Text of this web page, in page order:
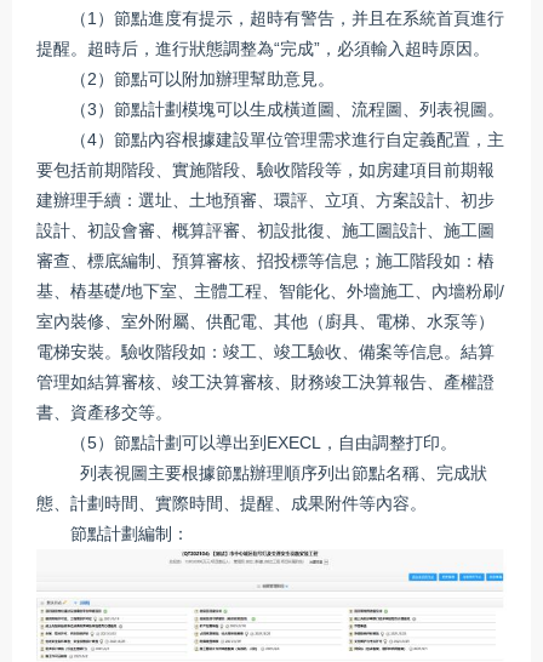
（1）節點進度有提示，超時有警告，并且在系統首頁進行
提醒。超時后，進行狀態調整為“完成”，必須輸入超時原因。
（2）節點可以附加辦理幫助意見。
（3）節點計劃模塊可以生成橫道圖、流程圖、列表視圖。
（4）節點內容根據建設單位管理需求進行自定義配置，主
要包括前期階段、實施階段、驗收階段等，如房建項目前期報
建辦理手續：選址、土地預審、環評、立項、方案設計、初步
設計、初設會審、概算評審、初設批復、施工圖設計、施工圖
審查、標底編制、預算審核、招投標等信息；施工階段如：樁
基、樁基礎/地下室、主體工程、智能化、外墻施工、內墻粉刷/
室內裝修、室外附屬、供配電、其他（廚具、電梯、水泵等）
電梯安裝。驗收階段如：竣工、竣工驗收、備案等信息。結算
管理如結算審核、竣工決算審核、財務竣工決算報告、產權證
書、資產移交等。
（5）節點計劃可以導出到EXECL，自由調整打印。
列表視圖主要根據節點辦理順序列出節點名稱、完成狀
態、計劃時間、實際時間、提醒、成果附件等內容。
節點計劃編制：